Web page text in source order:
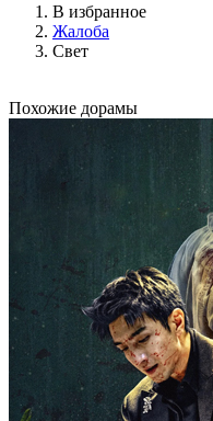
В избранное
Жалоба
Свет
Похожие дорамы